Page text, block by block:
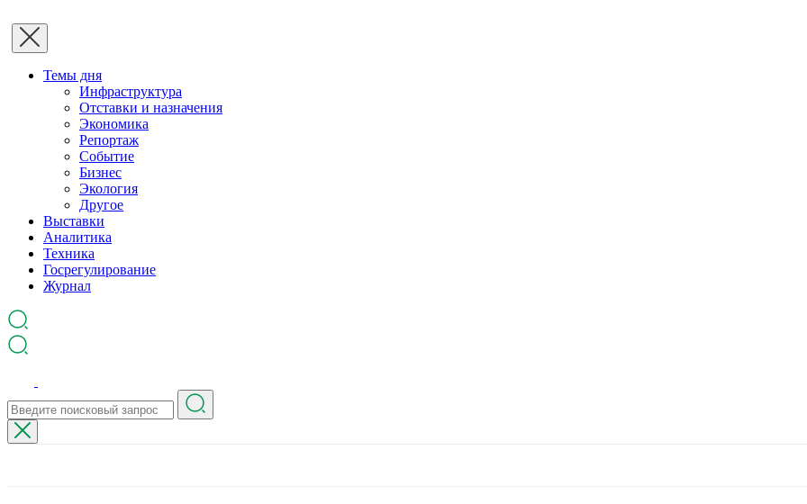
Темы дня
Инфраструктура
Отставки и назначения
Экономика
Репортаж
Событие
Бизнес
Экология
Другое
Выставки
Аналитика
Техника
Госрегулирование
Журнал